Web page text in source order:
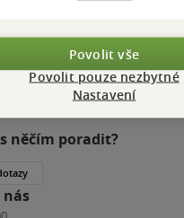
společně přečteme tisíce knih
Více o klubu
něčím poradit?
Povolit vše
Povolit pouze nezbytné
Nastavení